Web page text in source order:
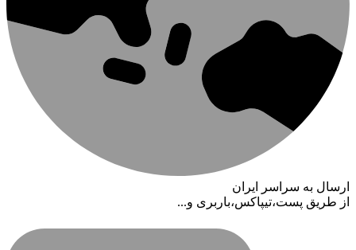
ارسال به سراسر ایران
از طریق پست،تیپاکس،باربری و...